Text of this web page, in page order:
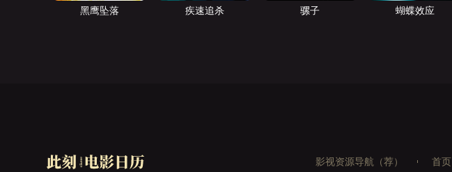
黑鹰坠落 疾速追杀 骡子 蝴蝶效应
影视资源导航（荐） 首页